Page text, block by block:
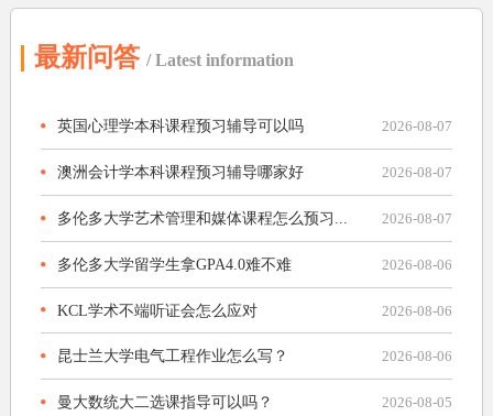
最新问答 / Latest information
英国心理学本科课程预习辅导可以吗 2026-08-07
澳洲会计学本科课程预习辅导哪家好 2026-08-07
多伦多大学艺术管理和媒体课程怎么预习... 2026-08-07
多伦多大学留学生拿GPA4.0难不难 2026-08-06
KCL学术不端听证会怎么应对 2026-08-06
昆士兰大学电气工程作业怎么写？ 2026-08-06
曼大数统大二选课指导可以吗？ 2026-08-05